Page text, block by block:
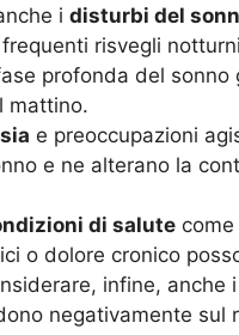
i disturbi del
risvegli
profonda del
mattino.
e preoccupazioni
e ne alterano la
di salute
o dolore cronico
infine, anche
negativamente sul